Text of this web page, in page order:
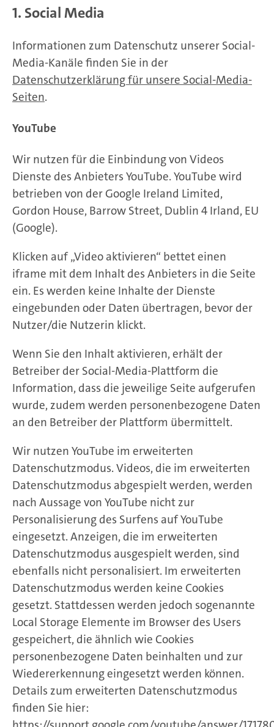
1. Social Media
Informationen zum Datenschutz unserer Social-
Media-Kanäle finden Sie in der
Datenschutzerklärung für unsere Social-Media-
Seiten.
YouTube
Wir nutzen für die Einbindung von Videos
Dienste des Anbieters YouTube. YouTube wird
betrieben von der Google Ireland Limited,
Gordon House, Barrow Street, Dublin 4 Irland, EU
(Google).
Klicken auf „Video aktivieren“ bettet einen
iframe mit dem Inhalt des Anbieters in die Seite
ein. Es werden keine Inhalte der Dienste
eingebunden oder Daten übertragen, bevor der
Nutzer/die Nutzerin klickt.
Wenn Sie den Inhalt aktivieren, erhält der
Betreiber der Social-Media-Plattform die
Information, dass die jeweilige Seite aufgerufen
wurde, zudem werden personenbezogene Daten
an den Betreiber der Plattform übermittelt.
Wir nutzen YouTube im erweiterten
Datenschutzmodus. Videos, die im erweiterten
Datenschutzmodus abgespielt werden, werden
nach Aussage von YouTube nicht zur
Personalisierung des Surfens auf YouTube
eingesetzt. Anzeigen, die im erweiterten
Datenschutzmodus ausgespielt werden, sind
ebenfalls nicht personalisiert. Im erweiterten
Datenschutzmodus werden keine Cookies
gesetzt. Stattdessen werden jedoch sogenannte
Local Storage Elemente im Browser des Users
gespeichert, die ähnlich wie Cookies
personenbezogene Daten beinhalten und zur
Wiedererkennung eingesetzt werden können.
Details zum erweiterten Datenschutzmodus
finden Sie hier: